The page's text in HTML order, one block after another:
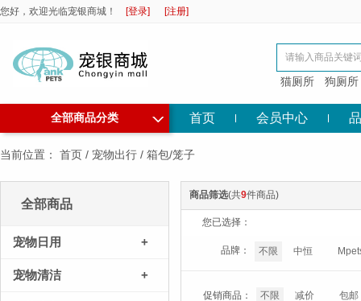
您好，欢迎光临宠银商城！ [登录] [注册]
猫厕所 狗厕所
全部商品分类 ◇ 首页 会员中心
当前位置： 首页 / 宠物出行 / 箱包/笼子
全部商品
宠物日用 +
宠物清洁 +
商品筛选(共9件商品)
您已选择：
品牌： 不限 中恒
促销商品： 不限 减价 包邮